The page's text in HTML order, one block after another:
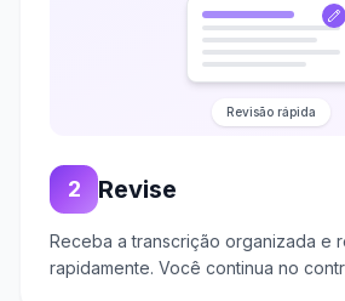
Revisão rápida
2 Revise
Receba a transcrição organizada e
rapidamente. Você continua no